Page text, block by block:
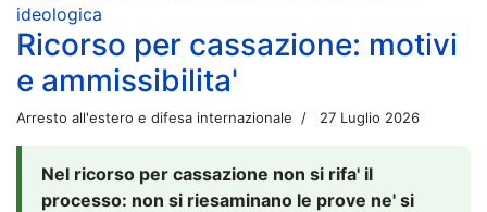
ideologica
Ricorso per cassazione: motivi
e ammissibilita'
Arresto all'estero e difesa internazionale 27 Luglio 2026
Nel ricorso per cassazione non si rifa' il
processo: non si riesaminano le prove ne' si